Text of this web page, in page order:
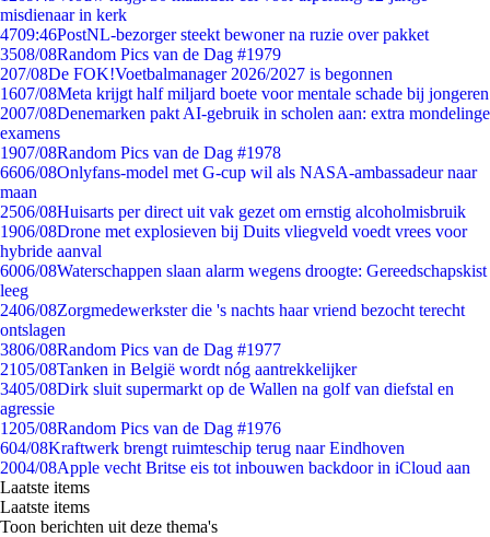
misdienaar in kerk
4709:46PostNL-bezorger steekt bewoner na ruzie over pakket
3508/08Random Pics van de Dag #1979
207/08De FOK!Voetbalmanager 2026/2027 is begonnen
1607/08Meta krijgt half miljard boete voor mentale schade bij jongeren
2007/08Denemarken pakt AI-gebruik in scholen aan: extra mondelinge
examens
1907/08Random Pics van de Dag #1978
6606/08Onlyfans-model met G-cup wil als NASA-ambassadeur naar
maan
2506/08Huisarts per direct uit vak gezet om ernstig alcoholmisbruik
1906/08Drone met explosieven bij Duits vliegveld voedt vrees voor
hybride aanval
6006/08Waterschappen slaan alarm wegens droogte: Gereedschapskist
leeg
2406/08Zorgmedewerkster die 's nachts haar vriend bezocht terecht
ontslagen
3806/08Random Pics van de Dag #1977
2105/08Tanken in België wordt nóg aantrekkelijker
3405/08Dirk sluit supermarkt op de Wallen na golf van diefstal en
agressie
1205/08Random Pics van de Dag #1976
604/08Kraftwerk brengt ruimteschip terug naar Eindhoven
2004/08Apple vecht Britse eis tot inbouwen backdoor in iCloud aan
Laatste items
Laatste items
Toon berichten uit deze thema's